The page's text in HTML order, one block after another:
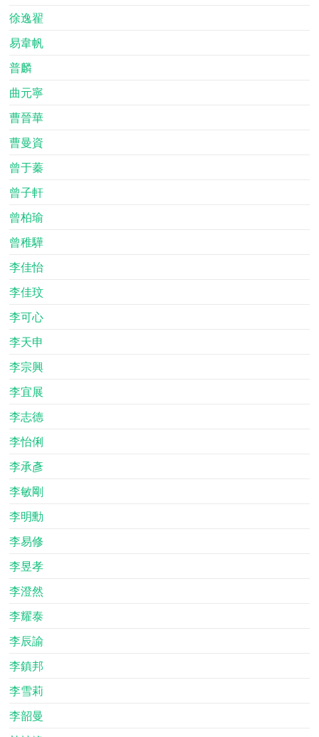
徐逸翟
易韋帆
普麟
曲元寧
曹晉華
曹曼資
曾于蓁
曾子軒
曾柏瑜
曾稚驊
李佳怡
李佳玟
李可心
李天申
李宗興
李宜展
李志德
李怡俐
李承彥
李敏剛
李明勳
李易修
李昱孝
李澄然
李耀泰
李辰諭
李鎮邦
李雪莉
李韶曼